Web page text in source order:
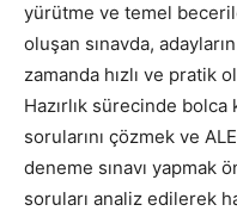
yürütme ve temel
oluşan sınavda,
zamanda hızlı ve pratik
Hazırlık sürecinde bolca
sorularını çözmek ve
deneme sınavı yapmak
soruları analiz edilerek